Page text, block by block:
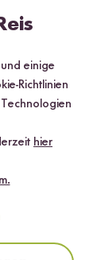
einige
Richtlinien
hier